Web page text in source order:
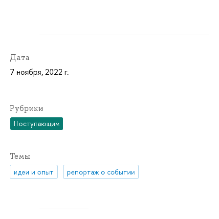
Дата
7 ноября, 2022 г.
Рубрики
Поступающим
Темы
идеи и опыт репортаж о событии